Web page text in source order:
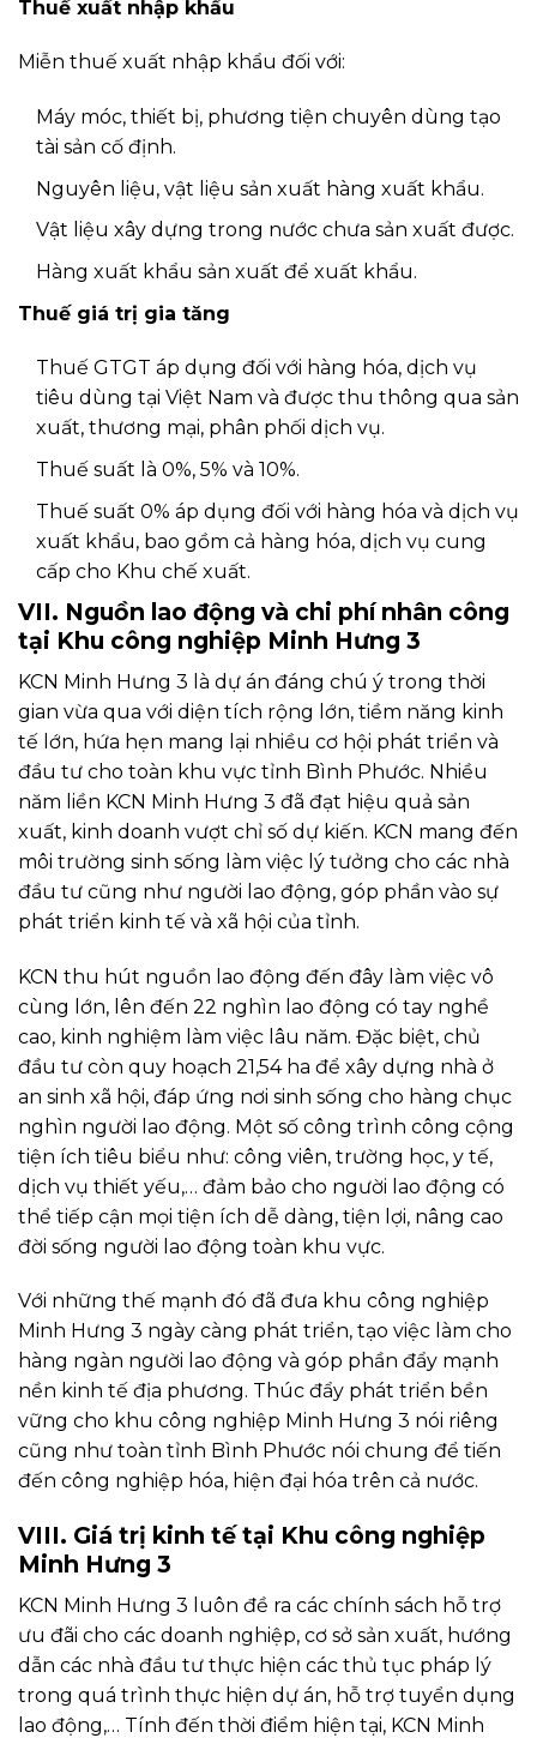
Thuế xuất nhập khẩu
Miễn thuế xuất nhập khẩu đối với:
Máy móc, thiết bị, phương tiện chuyên dùng tạo
tài sản cố định.
Nguyên liệu, vật liệu sản xuất hàng xuất khẩu.
Vật liệu xây dựng trong nước chưa sản xuất được.
Hàng xuất khẩu sản xuất để xuất khẩu.
Thuế giá trị gia tăng
Thuế GTGT áp dụng đối với hàng hóa, dịch vụ
tiêu dùng tại Việt Nam và được thu thông qua sản
xuất, thương mại, phân phối dịch vụ.
Thuế suất là 0%, 5% và 10%.
Thuế suất 0% áp dụng đối với hàng hóa và dịch vụ
xuất khẩu, bao gồm cả hàng hóa, dịch vụ cung
cấp cho Khu chế xuất.
VII. Nguồn lao động và chi phí nhân công
tại Khu công nghiệp Minh Hưng 3
KCN Minh Hưng 3 là dự án đáng chú ý trong thời
gian vừa qua với diện tích rộng lớn, tiềm năng kinh
tế lớn, hứa hẹn mang lại nhiều cơ hội phát triển và
đầu tư cho toàn khu vực tỉnh Bình Phước. Nhiều
năm liền KCN Minh Hưng 3 đã đạt hiệu quả sản
xuất, kinh doanh vượt chỉ số dự kiến. KCN mang đến
môi trường sinh sống làm việc lý tưởng cho các nhà
đầu tư cũng như người lao động, góp phần vào sự
phát triển kinh tế và xã hội của tỉnh.
KCN thu hút nguồn lao động đến đây làm việc vô
cùng lớn, lên đến 22 nghìn lao động có tay nghề
cao, kinh nghiệm làm việc lâu năm. Đặc biệt, chủ
đầu tư còn quy hoạch 21,54 ha để xây dựng nhà ở
an sinh xã hội, đáp ứng nơi sinh sống cho hàng chục
nghìn người lao động. Một số công trình công cộng
tiện ích tiêu biểu như: công viên, trường học, y tế,
dịch vụ thiết yếu,… đảm bảo cho người lao động có
thể tiếp cận mọi tiện ích dễ dàng, tiện lợi, nâng cao
đời sống người lao động toàn khu vực.
Với những thế mạnh đó đã đưa khu công nghiệp
Minh Hưng 3 ngày càng phát triển, tạo việc làm cho
hàng ngàn người lao động và góp phần đẩy mạnh
nền kinh tế địa phương. Thúc đẩy phát triển bền
vững cho khu công nghiệp Minh Hưng 3 nói riêng
cũng như toàn tỉnh Bình Phước nói chung để tiến
đến công nghiệp hóa, hiện đại hóa trên cả nước.
VIII. Giá trị kinh tế tại Khu công nghiệp
Minh Hưng 3
KCN Minh Hưng 3 luôn đề ra các chính sách hỗ trợ
ưu đãi cho các doanh nghiệp, cơ sở sản xuất, hướng
dẫn các nhà đầu tư thực hiện các thủ tục pháp lý
trong quá trình thực hiện dự án, hỗ trợ tuyển dụng
lao động,… Tính đến thời điểm hiện tại, KCN Minh